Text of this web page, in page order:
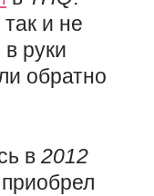
и не
руки
обратно
в 2012
приобрел